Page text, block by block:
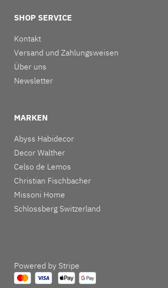
SHOP SERVICE
Kontakt
Versand und Zahlungsweisen
Über uns
Newsletter
MARKEN
Abyss Habidecor
Decor Walther
Celso de Lemos
Christian Fischbacher
Missoni Home
Schlossberg Switzerland
Powered by Stripe